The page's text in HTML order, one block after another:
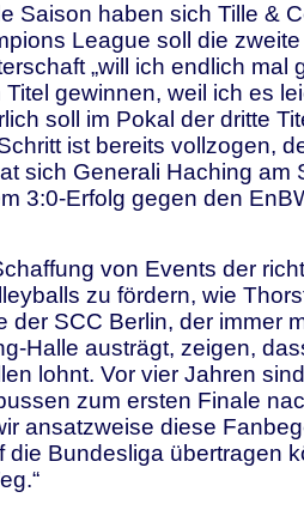
Saison haben sich Tille &
League soll die
„will ich endlich mal
gewinnen, weil ich es
soll im Pokal der dritte
ist bereits vollzogen,
sich Generali Haching am
3:0-Erfolg gegen den
von Events der
zu fördern, wie
der SCC Berlin, der immer
Halle austrägt, zeigen,
lohnt. Vor vier Jahren
zum ersten Finale
ansatzweise diese
die Bundesliga übertragen